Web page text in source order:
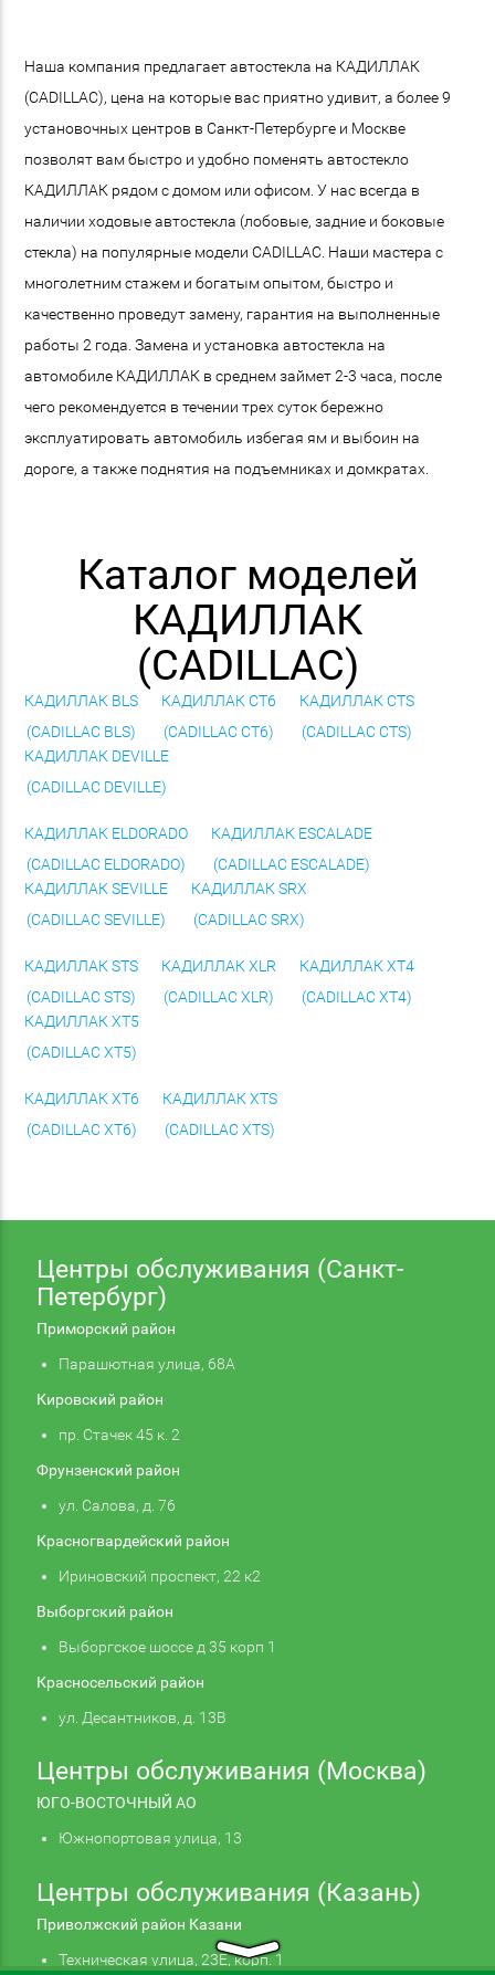
Наша компания предлагает автостекла на КАДИЛЛАК
(CADILLAC), цена на которые вас приятно удивит, а более 9
установочных центров в Санкт-Петербурге и Москве
позволят вам быстро и удобно поменять автостекло
КАДИЛЛАК рядом с домом или офисом. У нас всегда в
наличии ходовые автостекла (лобовые, задние и боковые
стекла) на популярные модели CADILLAC. Наши мастера с
многолетним стажем и богатым опытом, быстро и
качественно проведут замену, гарантия на выполненные
работы 2 года. Замена и установка автостекла на
автомобиле КАДИЛЛАК в среднем займет 2-3 часа, после
чего рекомендуется в течении трех суток бережно
эксплуатировать автомобиль избегая ям и выбоин на
дороге, а также поднятия на подъемниках и домкратах.
Каталог моделей
КАДИЛЛАК
(CADILLAC)
КАДИЛЛАК BLS
(CADILLAC BLS)
КАДИЛЛАК CT6
(CADILLAC CT6)
КАДИЛЛАК CTS
(CADILLAC CTS)
КАДИЛЛАК DEVILLE
(CADILLAC DEVILLE)
КАДИЛЛАК ELDORADO
(CADILLAC ELDORADO)
КАДИЛЛАК ESCALADE
(CADILLAC ESCALADE)
КАДИЛЛАК SEVILLE
(CADILLAC SEVILLE)
КАДИЛЛАК SRX
(CADILLAC SRX)
КАДИЛЛАК STS
(CADILLAC STS)
КАДИЛЛАК XLR
(CADILLAC XLR)
КАДИЛЛАК XT4
(CADILLAC XT4)
КАДИЛЛАК XT5
(CADILLAC XT5)
КАДИЛЛАК XT6
(CADILLAC XT6)
КАДИЛЛАК XTS
(CADILLAC XTS)
Центры обслуживания (Санкт-
Петербург)
Приморский район
Парашютная улица, 68А
Кировский район
пр. Стачек 45 к. 2
Фрунзенский район
ул. Салова, д. 76
Красногвардейский район
Ириновский проспект, 22 к2
Выборгский район
Выборгское шоссе д 35 корп 1
Красносельский район
ул. Десантников, д. 13В
Центры обслуживания (Москва)
ЮГО-ВОСТОЧНЫЙ АО
Южнопортовая улица, 13
Центры обслуживания (Казань)
Приволжский район Казани
Техническая улица, 23Е, корп. 1